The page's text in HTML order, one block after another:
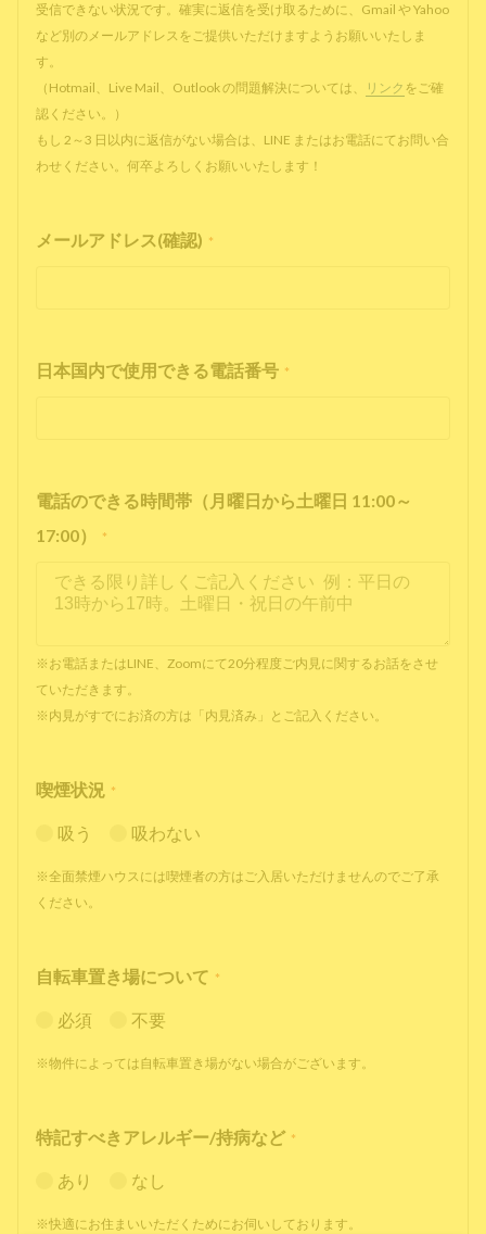
受信できない状況です。確実に返信を受け取るために、Gmail や Yahoo
など別のメールアドレスをご提供いただけますようお願いいたしま
す。
（Hotmail、Live Mail、Outlook の問題解決については、
リンク をご確
認ください。）
もし 2～3 日以内に返信がない場合は、LINE またはお電話にてお問い合
わせください。何卒よろしくお願いいたします！
メールアドレス(確認) *
日本国内で使用できる電話番号 *
電話のできる時間帯（月曜日から土曜日 11:00～
17:00）
*
※お電話またはLINE、Zoomにて20分程度ご内見に関するお話をさせ
ていただきます。
※内見がすでにお済の方は「内見済み」とご記入ください。
喫煙状況 *
吸う 吸わない
※全面禁煙ハウスには喫煙者の方はご入居いただけませんのでご了承
ください。
自転車置き場について *
必須 不要
※物件によっては自転車置き場がない場合がございます。
特記すべきアレルギー/持病など *
あり なし
※快適にお住まいいただくためにお伺いしております。